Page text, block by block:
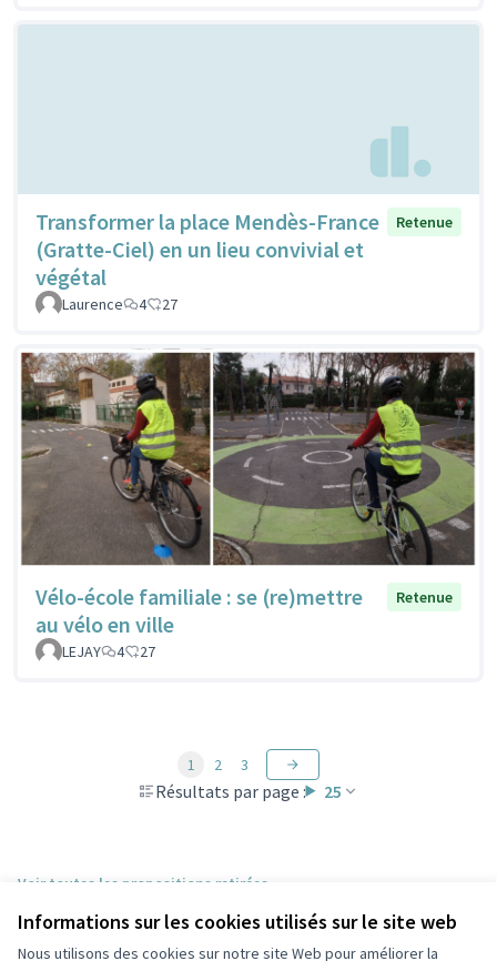
Informations sur les cookies utilisés sur le site web
Nous utilisons des cookies sur notre site Web pour améliorer la
Transformer la place Mendès-France
(Gratte-Ciel) en un lieu convivial et
végétal
Retenue
Laurence 4 27
Vélo-école familiale : se (re)mettre
au vélo en ville
Retenue
LEJAY 4 27
Résultats par page : 25
1 2 3
Voir toutes les propositions retirées